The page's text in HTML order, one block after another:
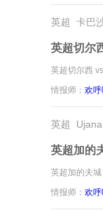
英超 卡巴
英超切尔
英超切尔西
情报师： 欢
英超
英超加的
英超加的夫
情报师： 欢